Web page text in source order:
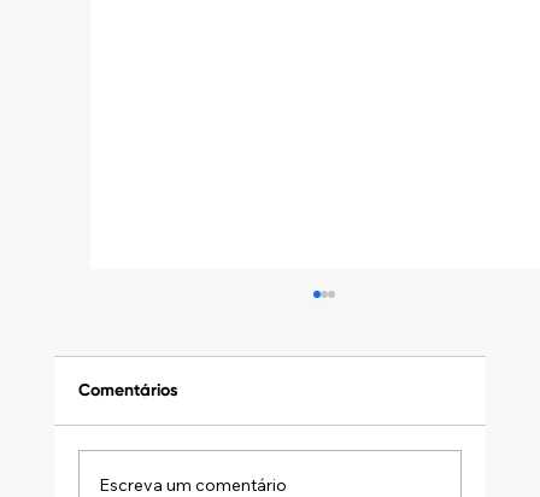
Comentários
Escreva um comentário